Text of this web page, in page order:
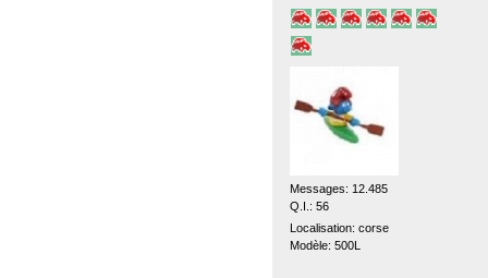
Messages: 12.485
Q.I.: 56
Localisation: corse
Modèle: 500L